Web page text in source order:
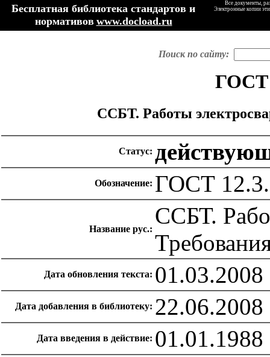
Бесплатная библиотека стандартов и
нормативов www.docload.ru
Все документы,
Электронные копии
Поиск по сайту:
ГОСТ
ССБТ. Работы
Статус:
Обозначение: ГОСТ
Название рус.:
ССБТ.
Дата обновления текста: 01.03.2008
Дата добавления в библиотеку: 22.06.2008
Дата введения в действие: 01.01.1988